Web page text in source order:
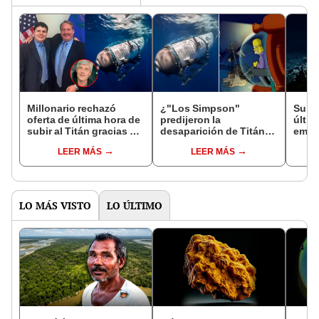
Millonario rechazó
oferta de última hora de
subir al Titán gracias a
sobrevivir"LEER MÁS
¿"Los Simpson"
predijeron la
desaparición de Titán
episodio viral de TikTok
LEER MÁS
LO MÁS VISTO LO ÚLTIMO